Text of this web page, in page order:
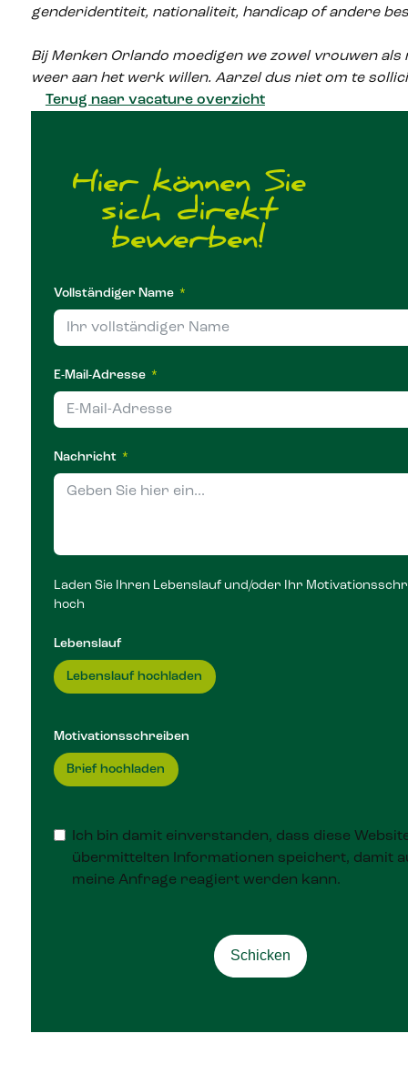
genderidentiteit, nationaliteit, handicap of andere
Bij Menken Orlando moedigen we zowel vrouwen
weer aan het werk willen. Aarzel dus niet om te
Terug naar vacature overzicht
Hier können Sie
sich direkt
bewerben!
Vollständiger Name
E-Mail-Adresse
Nachricht
Laden Sie Ihren Lebenslauf und/oder Ihr
hoch
Lebenslauf
Lebenslauf hochladen
Motivationsschreiben
Brief hochladen
Ich bin damit einverstanden, dass diese
übermittelten Informationen speichert, damit
meine Anfrage reagiert werden kann.
Schicken